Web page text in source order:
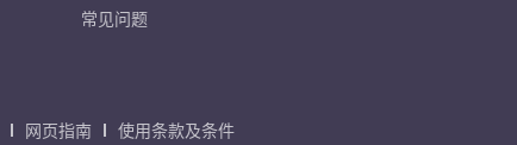
常见问题
网页指南 使用条款及条件